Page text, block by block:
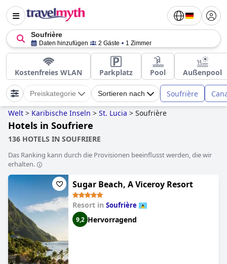
Soufrière
Daten hinzufügen 2 Gäste 1 Zimmer
Kostenfreies WLAN Parkplatz Pool Außenpool
Preiskategorie Sortieren nach Soufrière
Welt > Karibische Inseln > St. Lucia > Soufrière
Hotels in Soufriere
136 HOTELS IN SOUFRIERE
Das Ranking kann durch die Provisionen beeinflusst werden, die wir
erhalten.
Sugar Beach, A Viceroy Resort
Resort in Soufrière
9,2 Hervorragend